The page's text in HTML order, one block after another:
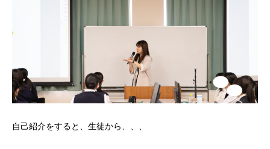
自己紹介をすると、生徒から、、、